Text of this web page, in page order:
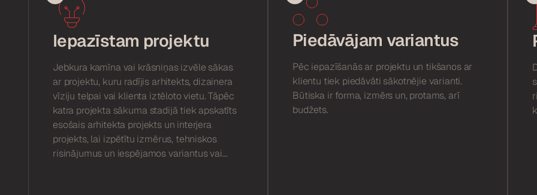
Iepazīstam projektu
Jebkura kamīna vai krāsniņas izvēle sākas
ar projektu, kuru radījis arhitekts, dizainera
vīziju telpai vai klienta iztēloto vietu. Tāpēc
katra projekta sākuma stadijā tiek apskatīts
esošais arhitekta projekts un interjera
projekts, lai izpētītu izmērus, tehniskos
risinājumus un iespējamos variantus vai
Piedāvājam variantus
Pēc iepazīšanās ar projektu un tikšanos ar
klientu tiek piedāvāti sākotnējie varianti.
Būtiska ir forma, izmērs un, protams, arī
budžets.